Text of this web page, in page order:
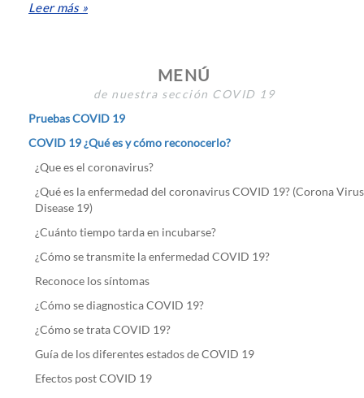
Leer más »
MENÚ
de nuestra sección COVID 19
Pruebas COVID 19
COVID 19 ¿Qué es y cómo reconocerlo?
¿Que es el coronavirus?
¿Qué es la enfermedad del coronavirus COVID 19? (Corona Virus
Disease 19)
¿Cuánto tiempo tarda en incubarse?
¿Cómo se transmite la enfermedad COVID 19?
Reconoce los síntomas
¿Cómo se diagnostica COVID 19?
¿Cómo se trata COVID 19?
Guía de los diferentes estados de COVID 19
Efectos post COVID 19